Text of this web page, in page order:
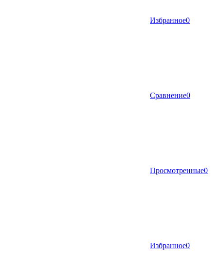
Избранное0
Сравнение0
Просмотренные0
Избранное0